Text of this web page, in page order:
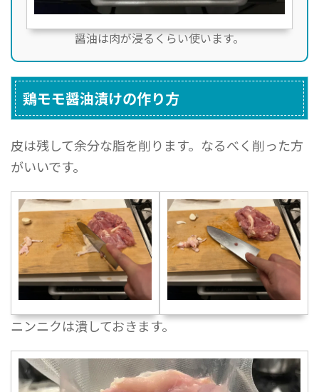
醤油は肉が浸るくらい使います。
鶏モモ醤油漬けの作り方
皮は残して余分な脂を削ります。なるべく削った方
がいいです。
ニンニクは潰しておきます。